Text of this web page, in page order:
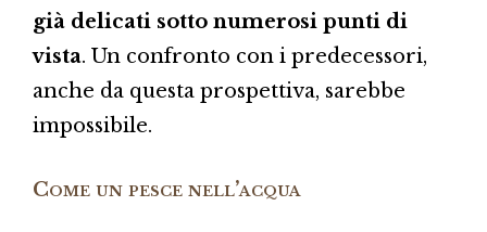
già delicati sotto numerosi punti di
vista. Un confronto con i predecessori,
anche da questa prospettiva, sarebbe
impossibile.
Come un pesce nell’acqua